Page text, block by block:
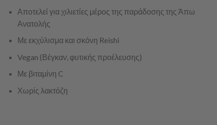
Αποτελεί για χιλιετίες μέρος της παράδοσης της Άπω
Ανατολής
Με εκχύλισμα και σκόνη Reishi
Vegan (Βέγκαν, φυτικής προέλευσης)
Με βιταμίνη C
Χωρίς λακτόζη